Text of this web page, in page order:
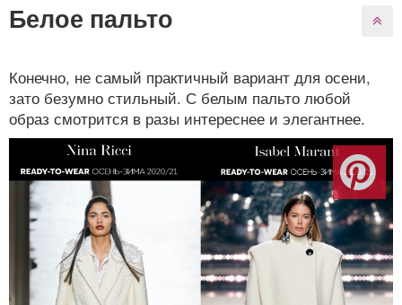
Белое пальто
Конечно, не самый практичный вариант для осени,
зато безумно стильный. С белым пальто любой
образ смотрится в разы интереснее и элегантнее.